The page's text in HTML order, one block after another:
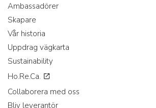
Ambassadörer
Skapare
Vår historia
Uppdrag vägkarta
Sustainability
Ho.Re.Ca.
Collaborera med oss
Bliv leverantör